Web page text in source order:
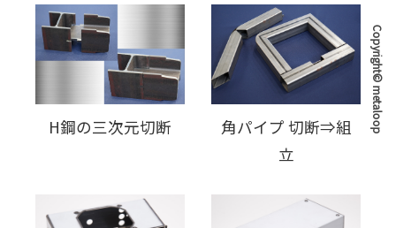
H鋼の三次元切断
角パイプ 切断⇒組
立
Copyright© metaloop